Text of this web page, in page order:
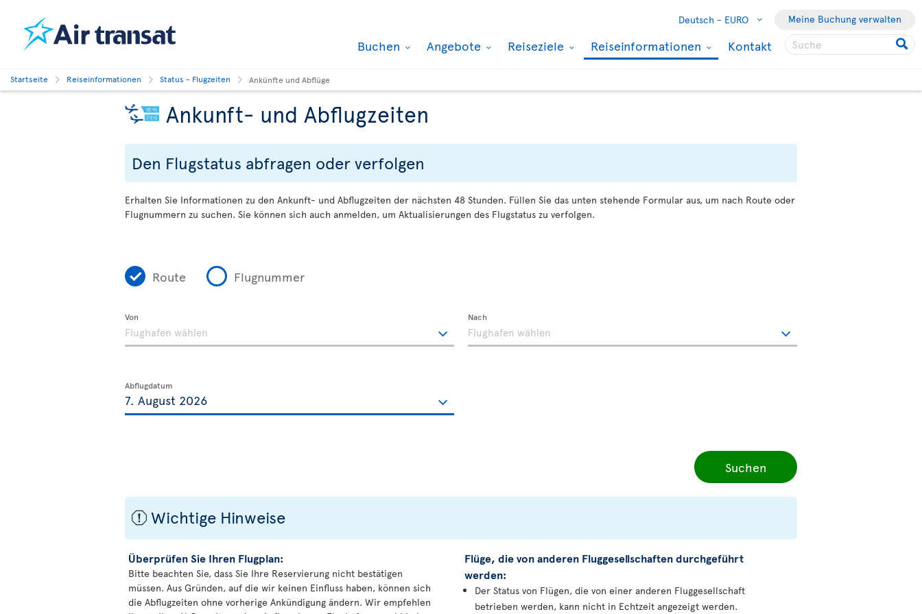
Deutsch - EURO Meine Buchung verwalten
Buchen Angebote Reiseziele Reiseinformationen Kontakt
Startseite Reiseinformationen Status - Flugzeiten Ankünfte und Abflüge
Ankunft- und Abflugzeiten
Den Flugstatus abfragen oder verfolgen
Erhalten Sie Informationen zu den Ankunft- und Abflugzeiten der nächsten 48 Stunden. Füllen Sie das unten stehende Formular aus, um nach Route oder
Flugnummern zu suchen. Sie können sich auch anmelden, um Aktualisierungen des Flugstatus zu verfolgen.
Route Flugnummer
Von Nach
Abflugdatum
Suchen
ü Wichtige Hinweise
Überprüfen Sie Ihren Flugplan:
Bitte beachten Sie, dass Sie Ihre Reservierung nicht bestätigen
müssen. Aus Gründen, auf die wir keinen Einfluss haben, können sich
die Abflugzeiten ohne vorherige Ankündigung ändern. Wir empfehlen
Flüge, die von anderen Fluggesellschaften durchgeführt
werden:
Der Status von Flügen, die von einer anderen Fluggesellschaft
betrieben werden, kann nicht in Echtzeit angezeigt werden.